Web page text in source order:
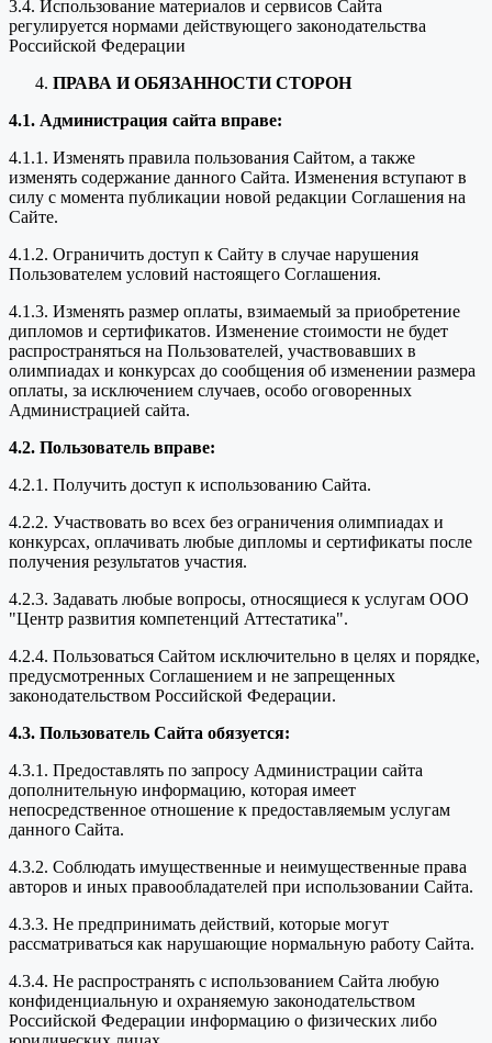
3.4. Использование материалов и сервисов Сайта
регулируется нормами действующего законодательства
Российской Федерации
ПРАВА И ОБЯЗАННОСТИ СТОРОН
4.1. Администрация сайта вправе:
4.1.1. Изменять правила пользования Сайтом, а также
изменять содержание данного Сайта. Изменения вступают в
силу с момента публикации новой редакции Соглашения на
Сайте.
4.1.2. Ограничить доступ к Сайту в случае нарушения
Пользователем условий настоящего Соглашения.
4.1.3. Изменять размер оплаты, взимаемый за приобретение
дипломов и сертификатов. Изменение стоимости не будет
распространяться на Пользователей, участвовавших в
олимпиадах и конкурсах до сообщения об изменении размера
оплаты, за исключением случаев, особо оговоренных
Администрацией сайта.
4.2. Пользователь вправе:
4.2.1. Получить доступ к использованию Сайта.
4.2.2. Участвовать во всех без ограничения олимпиадах и
конкурсах, оплачивать любые дипломы и сертификаты после
получения результатов участия.
4.2.3. Задавать любые вопросы, относящиеся к услугам ООО
"Центр развития компетенций Аттестатика".
4.2.4. Пользоваться Сайтом исключительно в целях и порядке,
предусмотренных Соглашением и не запрещенных
законодательством Российской Федерации.
4.3. Пользователь Сайта обязуется:
4.3.1. Предоставлять по запросу Администрации сайта
дополнительную информацию, которая имеет
непосредственное отношение к предоставляемым услугам
данного Сайта.
4.3.2. Соблюдать имущественные и неимущественные права
авторов и иных правообладателей при использовании Сайта.
4.3.3. Не предпринимать действий, которые могут
рассматриваться как нарушающие нормальную работу Сайта.
4.3.4. Не распространять с использованием Сайта любую
конфиденциальную и охраняемую законодательством
Российской Федерации информацию о физических либо